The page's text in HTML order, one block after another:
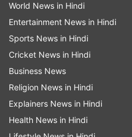
प्री-ओपनिंग में ही कर दिया था
घरेलू शेयर बाजार ने
यानी सुबह 9 बजे ही
World News in Hindi
Entertainment News in Hindi
Sports News in Hindi
Cricket News in Hindi
Business News
Religion News in Hindi
Explainers News in Hindi
Health News in Hindi